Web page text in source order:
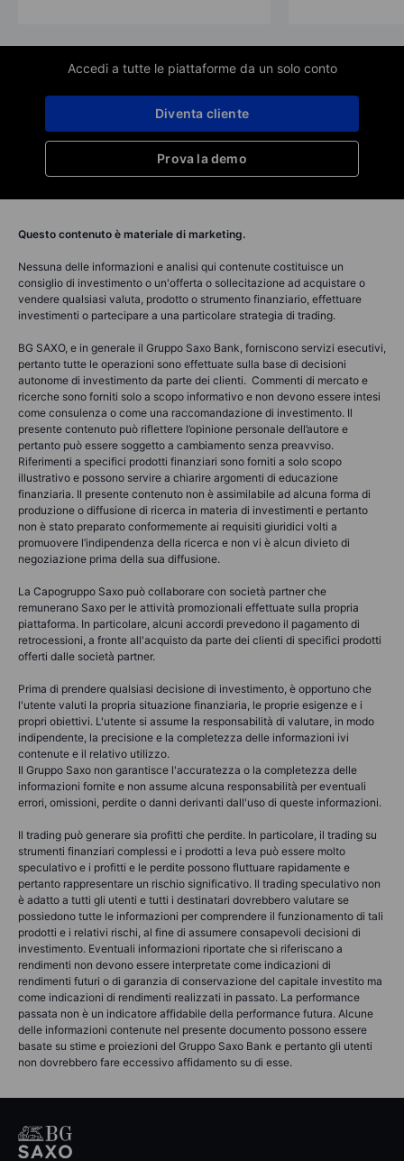
Accedi a tutte le piattaforme da un solo conto
Prova la demo
Diventa cliente
Questo contenuto è materiale di marketing.
Nessuna delle informazioni e analisi qui contenute costituisce un
consiglio di investimento o un'offerta o sollecitazione ad acquistare o
vendere qualsiasi valuta, prodotto o strumento finanziario, effettuare
investimenti o partecipare a una particolare strategia di trading.
BG SAXO, e in generale il Gruppo Saxo Bank, forniscono servizi esecutivi,
pertanto tutte le operazioni sono effettuate sulla base di decisioni
autonome di investimento da parte dei clienti. Commenti di mercato e
ricerche sono forniti solo a scopo informativo e non devono essere intesi
come consulenza o come una raccomandazione di investimento. Il
presente contenuto può riflettere l’opinione personale dell’autore e
pertanto può essere soggetto a cambiamento senza preavviso.
Riferimenti a specifici prodotti finanziari sono forniti a solo scopo
illustrativo e possono servire a chiarire argomenti di educazione
finanziaria. Il presente contenuto non è assimilabile ad alcuna forma di
produzione o diffusione di ricerca in materia di investimenti e pertanto
non è stato preparato conformemente ai requisiti giuridici volti a
promuovere l’indipendenza della ricerca e non vi è alcun divieto di
negoziazione prima della sua diffusione.
La Capogruppo Saxo può collaborare con società partner che
remunerano Saxo per le attività promozionali effettuate sulla propria
piattaforma. In particolare, alcuni accordi prevedono il pagamento di
retrocessioni, a fronte all'acquisto da parte dei clienti di specifici prodotti
offerti dalle società partner.
Prima di prendere qualsiasi decisione di investimento, è opportuno che
l'utente valuti la propria situazione finanziaria, le proprie esigenze e i
propri obiettivi. L'utente si assume la responsabilità di valutare, in modo
indipendente, la precisione e la completezza delle informazioni ivi
contenute e il relativo utilizzo.
Il Gruppo Saxo non garantisce l'accuratezza o la completezza delle
informazioni fornite e non assume alcuna responsabilità per eventuali
errori, omissioni, perdite o danni derivanti dall'uso di queste informazioni.
Il trading può generare sia profitti che perdite. In particolare, il trading su
strumenti finanziari complessi e i prodotti a leva può essere molto
speculativo e i profitti e le perdite possono fluttuare rapidamente e
pertanto rappresentare un rischio significativo. Il trading speculativo non
è adatto a tutti gli utenti e tutti i destinatari dovrebbero valutare se
possiedono tutte le informazioni per comprendere il funzionamento di tali
prodotti e i relativi rischi, al fine di assumere consapevoli decisioni di
investimento. Eventuali informazioni riportate che si riferiscano a
rendimenti non devono essere interpretate come indicazioni di
rendimenti futuri o di garanzia di conservazione del capitale investito ma
come indicazioni di rendimenti realizzati in passato. La performance
passata non è un indicatore affidabile della performance futura. Alcune
delle informazioni contenute nel presente documento possono essere
basate su stime e proiezioni del Gruppo Saxo Bank e pertanto gli utenti
non dovrebbero fare eccessivo affidamento su di esse.